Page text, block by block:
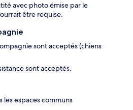
avec photo émise par le
être requise.
sont acceptés (chiens
sont acceptés.
les espaces communs